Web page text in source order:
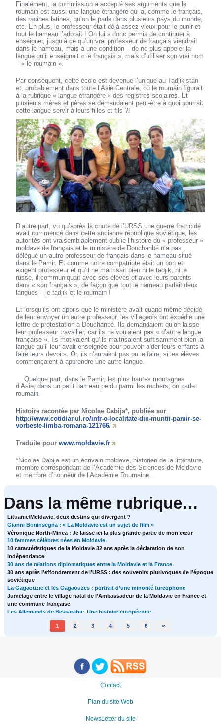
Finalement, la commission a accepté ses arguments que le
roumain est aussi une langue étrangère qui a, comme le français,
des racines latines, qu’on le parle dans plusieurs pays du monde,
etc. En plus, le professeur était déjà assez vieux pour le punir et
tout le hameau l’adorait ! On lui a donc permis de continuer à
enseigner, jusqu’à ce qu’un vrai professeur de français viendrait
dans le hameau, mais à une condition – de ne plus appeler la
langue qu’il enseignait « le français », mais d’utiliser son vrai nom
– « le roumain ».
Par conséquent, cette école est devenue l’unique au Tadjikistan
et, probablement dans toute l’Asie Centrale, où le roumain figurait
à la rubrique « langue étrangère » des registres scolaires. Et
plusieurs mères et pères se demandaient peut-être à quoi pourrait
cette langue servir à leurs filles et fils ?!
D’autre part, vu qu’après la chute de l’URSS une guerre fratricide
avait commencé dans cette ancienne république soviétique, les
autorités ont vraisemblablement oublié l’histoire du « professeur »
moldave de français et le ministère de Douchanbé n’a pas
délégué un autre professeur de français dans le hameau situé
dans le Pamir. Et comme notre compatriote était un bon et
exigent professeur et qu’il ne maitrisait bien ni le tadjik, ni le
russe, il communiquait avec ses élèves et avec leurs parents
dans « son français », de façon que tout le hameau parlait deux
langues – le tadjik et le roumain !
Et lorsqu’ils ont appris que le ministère avait quand même décidé
de leur envoyer un autre professeur, les villageois ont expédie une
lettre de protestation à Douchanbé. Ils demandaient qu’on laisse
leur professeur travailler, car ils ne voulaient pas « d’autre langue
française ». Ils motivaient qu’ils maitrisaient suffisamment bien la
langue qu’il leur avait enseignée pour pouvoir aider leurs enfants à
faire leurs devoirs. Or, ils n’auraient pas pu le faire, si les élèves
commençaient à apprendre une autre langue.
… Quelque part, dans le Pamir, les plus hautes montagnes
d’Asie, dans un petit hameau perdu parmi les rochers, on parle
roumain.
Histoire racontée par Nicolae Dabija*, publiée sur
http://www.cotidianul.ro/intr-o-localitate-din-muntii-pamir-se-
vorbeste-limba-romana-121766/
Traduite pourwww.moldavie.fr
*Nicolae Dabija est un écrivain moldave, historien de la littérature,
membre correspondant de l’Académie des Sciences de Moldavie
et membre d’honneur de l’Académie Roumaine.
Dans la même rubrique…
Lituanie/Moldavie, deux destins qui divergent ?
Gianni Boninsegna : « La Moldavie est un sujet de film »
Véronique North-Minca : Je laisse ici la plus grande partie de mon cœur
10 femmes célèbres nées en Moldavie
10 caractéristiques de la Moldavie 32 ans après la déclaration de son
indépendance
30 ans de relations diplomatiques entre la Moldavie et la France
30 ans après l’effondrement de l’URSS : des souvenirs plurivoques de l’époque
soviétique
La Gagaouzie et les Gagaouzes : portrait d’une minorité turcophone
Jumelage entre le village natal de l’Ambassadeur de la Moldavie en France et
une commune française
Les Allemands de Bessarabie. Une histoire européenne
1 2 3 4 5 6 ∞
Contact
Plan du site Web
NewsLetter du site